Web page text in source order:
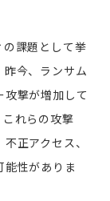
課題として挙
今、ランサム
撃が増加して
れらの攻撃
正アクセス、
性がありま